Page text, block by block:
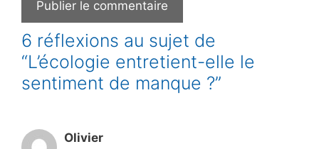
6 réflexions au sujet de
“L’écologie entretient-elle le
sentiment de manque ?”
Olivier